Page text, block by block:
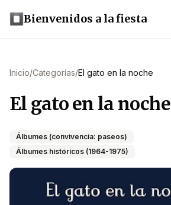
Bienvenidos a la fiesta
Inicio/Categorías/El gato en la noche
El gato en la noche
Álbumes (convivencia: paseos)
Álbumes históricos (1964-1975)